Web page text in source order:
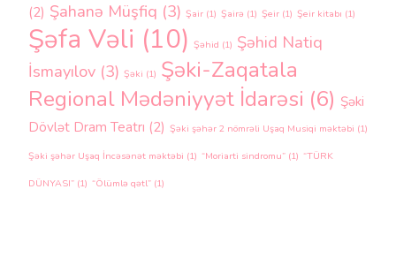
(2) Şahanə Müşfiq (3) Şair (1) Şairə (1) Şeir (1) Şeir kitabı (1)
Şəfa Vəli (10) Şəhid (1) Şəhid Natiq
İsmayılov (3) Şəki (1) Şəki-Zaqatala
Regional Mədəniyyət İdarəsi (6) Şəki
Dövlət Dram Teatrı (2) Şəki şəhər 2 nömrəli Uşaq Musiqi məktəbi (1)
Şəki şəhər Uşaq İncəsənət məktəbi (1) “Moriarti sindromu” (1) “TÜRK
DÜNYASI” (1) “Ölümlə qətl” (1)